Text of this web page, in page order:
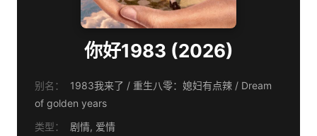
你好1983 (2026)
别名：
1983我来了 / 重生八零：媳妇有点辣 / Dream
of golden years
类型：
剧情, 爱情